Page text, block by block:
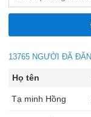
13765 NGƯỜI ĐÃ
Họ tên
Tạ minh Hồng